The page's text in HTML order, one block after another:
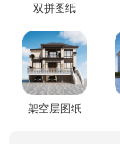
双拼图纸
架空层图纸